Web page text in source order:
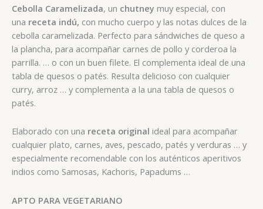
Cebolla Caramelizada, un chutney muy especial, con
una receta indú, con mucho cuerpo y las notas dulces de la
cebolla caramelizada. Perfecto para sándwiches de queso a
la plancha, para acompañar carnes de pollo y corderoa la
parrilla. … o con un buen filete. El complementa ideal de una
tabla de quesos o patés. Resulta delicioso con cualquier
curry, arroz … y complementa a la una tabla de quesos o
patés.
Elaborado con una receta original ideal para acompañar
cualquier plato, carnes, aves, pescado, patés y verduras … y
especialmente recomendable con los auténticos aperitivos
indios como Samosas, Kachoris, Papadums …
APTO PARA VEGETARIANO